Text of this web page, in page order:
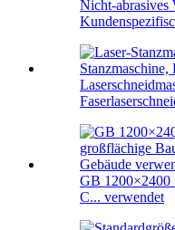
Nicht-abrasives
GB 1200×2400
C... verwendet